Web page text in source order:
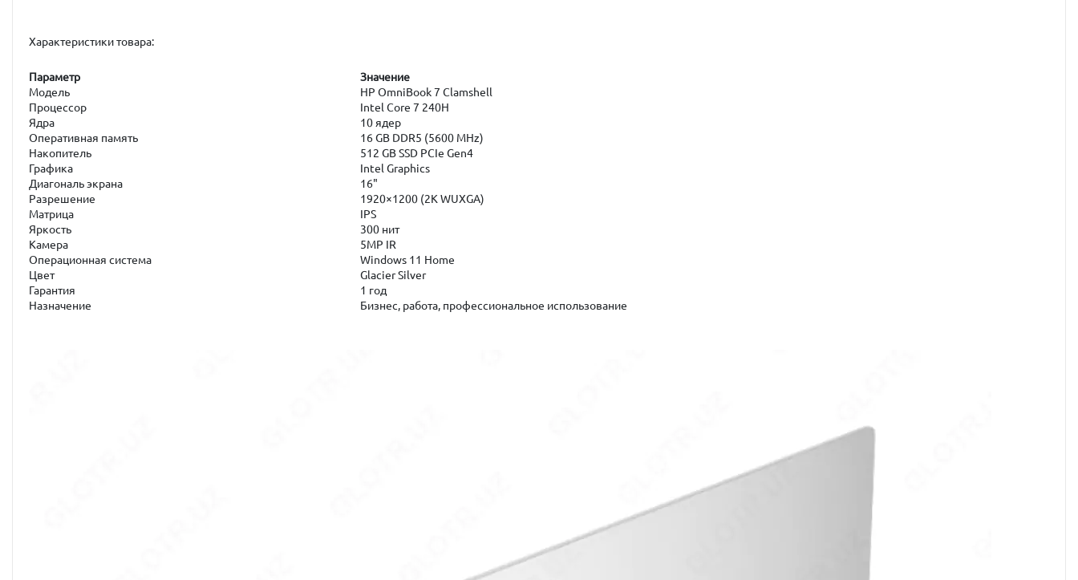
Характеристики товара:
Параметр
Значение
Модель
HP OmniBook 7 Clamshell
Процессор
Intel Core 7 240H
Ядра
10 ядер
Оперативная память
16 GB DDR5 (5600 MHz)
Накопитель
512 GB SSD PCIe Gen4
Графика
Intel Graphics
Диагональ экрана
16"
Разрешение
1920×1200 (2K WUXGA)
Матрица
IPS
Яркость
300 нит
Камера
5MP IR
Операционная система
Windows 11 Home
Цвет
Glacier Silver
Гарантия
1 год
Назначение
Бизнес, работа, профессиональное использование